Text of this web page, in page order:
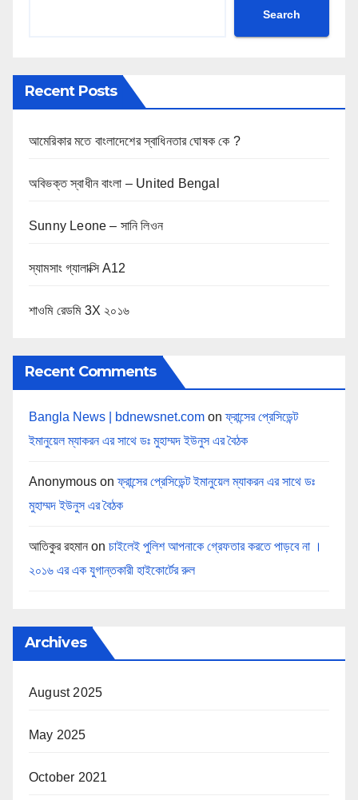
Search
Recent Posts
আমেরিকার মতে বাংলাদেশের স্বাধিনতার ঘোষক কে ?
অবিভক্ত স্বাধীন বাংলা – United Bengal
Sunny Leone – সানি লিওন
স্যামসাং গ্যালাক্সি A12
শাওমি রেডমি 3X ২০১৬
Recent Comments
Bangla News | bdnewsnet.com onফ্রান্সের প্রেসিডেন্ট
ইমানুয়েল ম্যাকরন এর সাথে ডঃ মুহাম্মদ ইউনুস এর বৈঠক
Anonymous onফ্রান্সের প্রেসিডেন্ট ইমানুয়েল ম্যাকরন এর সাথে ডঃ
মুহাম্মদ ইউনুস এর বৈঠক
আতিকুর রহমান on চাইলেই পুলিশ আপনাকে গ্রেফতার করতে পাড়বে না ।
২০১৬ এর এক যুগান্তকারী হাইকোর্টের রুল
Archives
August 2025
May 2025
October 2021